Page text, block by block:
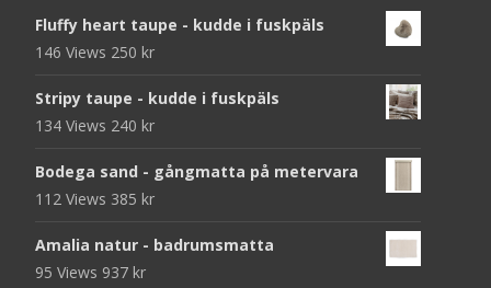
Fluffy heart taupe - kudde i fuskpäls
146 Views 250 kr
Stripy taupe - kudde i fuskpäls
134 Views 240 kr
Bodega sand - gångmatta på metervara
112 Views 385 kr
Amalia natur - badrumsmatta
95 Views 937 kr